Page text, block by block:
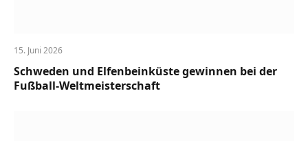
15. Juni 2026
Schweden und Elfenbeinküste gewinnen bei der
Fußball-Weltmeisterschaft